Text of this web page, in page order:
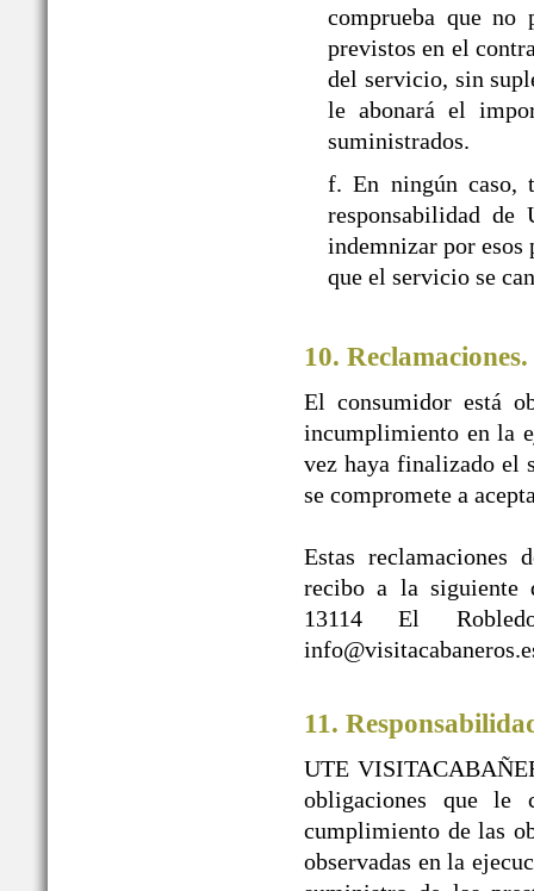
comprueba que no
previstos en el
del servicio, sin
le abonará el
suministrados.
f. En ningún caso,
responsabilidad de
indemnizar por esos
que el servicio se
10. Reclamaciones.
El consumidor está
incumplimiento en la
vez haya finalizado el
se compromete a
Estas reclamaciones
recibo a la siguiente
13114 El
11.
UTE
obligaciones que le
cumplimiento de las
observadas en la